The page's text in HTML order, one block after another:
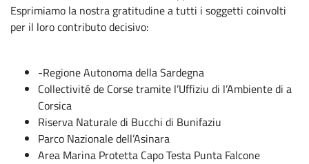
Esprimiamo la nostra gratitudine a tutti i soggetti coinvolti
per il loro contributo decisivo:
-Regione Autonoma della Sardegna
Collectivité de Corse tramite l’Uffiziu di l’Ambiente di a
Corsica
Riserva Naturale di Bucchi di Bunifaziu
Parco Nazionale dell’Asinara
Area Marina Protetta Capo Testa Punta Falcone